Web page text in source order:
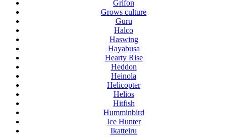
Grifon
Grows culture
Guru
Halco
Haswing
Hayabusa
Hearty Rise
Heddon
Heinola
Helicopter
Helios
Hitfish
Humminbird
Ice Hunter
Ikatteiru